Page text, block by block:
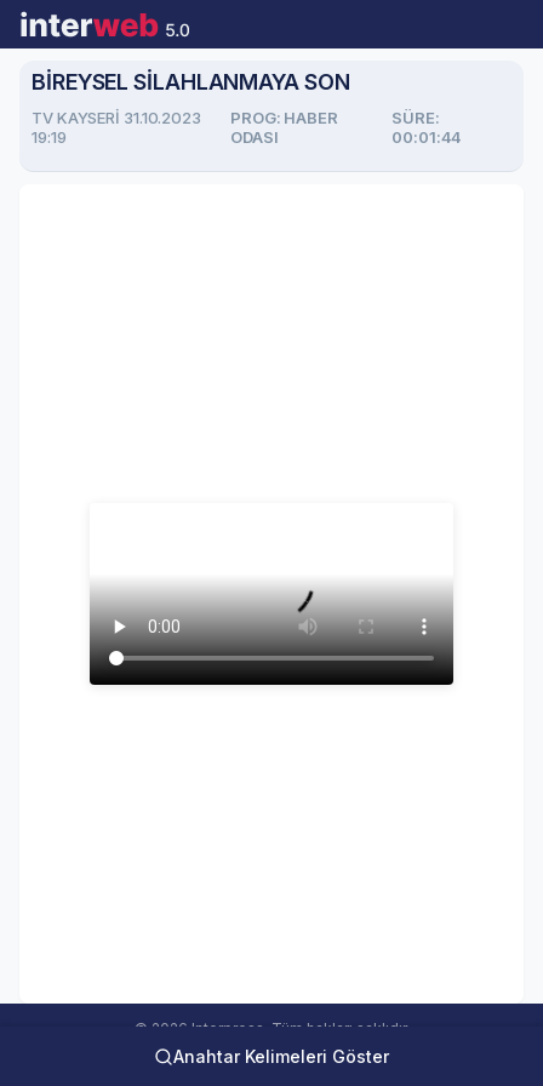
BİREYSEL SİLAHLANMAYA SON
TV KAYSERİ 31.10.2023
19:19
PROG: HABER
ODASI
SÜRE:
00:01:44
Anahtar Kelimeleri Göster
© 2026 Interpress. Tüm hakları saklıdır.
interweb Online Medya Takip Sistemi Ver 5.00